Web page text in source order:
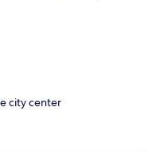
city center